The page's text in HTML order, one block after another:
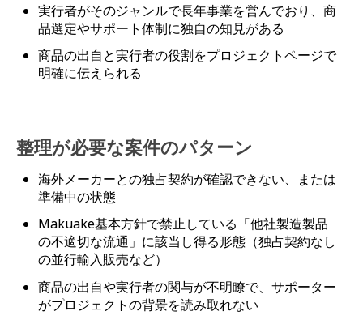
実行者がそのジャンルで長年事業を営んでおり、商
品選定やサポート体制に独自の知見がある
商品の出自と実行者の役割をプロジェクトページで
明確に伝えられる
整理が必要な案件のパターン
海外メーカーとの独占契約が確認できない、または
準備中の状態
Makuake基本方針で禁止している「他社製造製品
の不適切な流通」に該当し得る形態（独占契約なし
の並行輸入販売など）
商品の出自や実行者の関与が不明瞭で、サポーター
がプロジェクトの背景を読み取れない